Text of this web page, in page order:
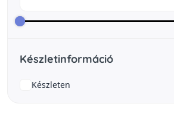
Készletinformáció
Készleten